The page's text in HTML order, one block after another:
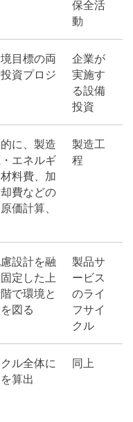
保全活
動
目標の両
資プロジ
企業が
実施す
る設備
投資
に、製造
エネルギ
料費、加
費などの
価計算、
製造工
程
設計を融
定した上
で環境と
図る
製品サ
ービス
のライ
フサイ
クル
ル全体に
算出
同上